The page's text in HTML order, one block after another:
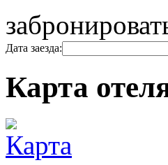
Дата заезда:
Карта